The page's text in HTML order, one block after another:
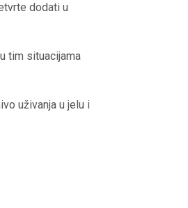
dodati u
tim situacijama
uživanja u jelu i